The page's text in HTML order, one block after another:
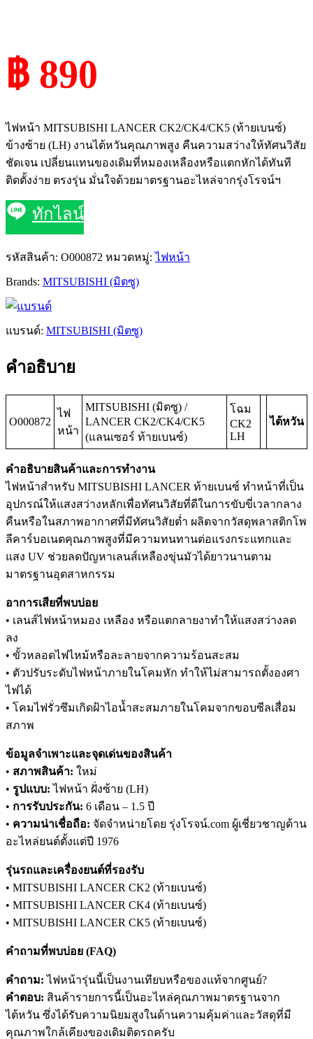
฿ 890
ไฟหน้า MITSUBISHI LANCER CK2/CK4/CK5 (ท้ายเบนซ์)
ข้างซ้าย (LH) งานไต้หวันคุณภาพสูง คืนความสว่างให้ทัศนวิสัย
ชัดเจน เปลี่ยนแทนของเดิมที่หมองเหลืองหรือแตกหักได้ทันที
ติดตั้งง่าย ตรงรุ่น มั่นใจด้วยมาตรฐานอะไหล่จากรุ่งโรจน์ฯ
ทักไลน์
รหัสสินค้า: O000872 หมวดหมู่:ไฟหน้า
Brands: MITSUBISHI (มิตซู)
แบรนด์: MITSUBISHI (มิตซู)
คำอธิบาย
O000872
ไฟ
หน้า
MITSUBISHI (มิตซู) /
LANCER CK2/CK4/CK5
(แลนเซอร์ ท้ายเบนซ์)
โฉม
CK2
LH
ไต้หวัน
คำอธิบายสินค้าและการทำงาน
ไฟหน้าสำหรับ MITSUBISHI LANCER ท้ายเบนซ์ ทำหน้าที่เป็น
อุปกรณ์ให้แสงสว่างหลักเพื่อทัศนวิสัยที่ดีในการขับขี่เวลากลาง
คืนหรือในสภาพอากาศที่มีทัศนวิสัยต่ำ ผลิตจากวัสดุพลาสติกโพ
ลีคาร์บอเนตคุณภาพสูงที่มีความทนทานต่อแรงกระแทกและ
แสง UV ช่วยลดปัญหาเลนส์เหลืองขุ่นมัวได้ยาวนานตาม
มาตรฐานอุตสาหกรรม
อาการเสียที่พบบ่อย
• เลนส์ไฟหน้าหมอง เหลือง หรือแตกลายงาทำให้แสงสว่างลด
ลง
• ขั้วหลอดไฟไหม้หรือละลายจากความร้อนสะสม
• ตัวปรับระดับไฟหน้าภายในโคมหัก ทำให้ไม่สามารถตั้งองศา
ไฟได้
• โคมไฟรั่วซึมเกิดฝ้าไอน้ำสะสมภายในโคมจากขอบซีลเสื่อม
สภาพ
ข้อมูลจำเพาะและจุดเด่นของสินค้า
• สภาพสินค้า: ใหม่
• รูปแบบ: ไฟหน้า ฝั่งซ้าย (LH)
• การรับประกัน: 6 เดือน – 1.5 ปี
• ความน่าเชื่อถือ: จัดจำหน่ายโดย รุ่งโรจน์.com ผู้เชี่ยวชาญด้าน
อะไหล่ยนต์ตั้งแต่ปี 1976
รุ่นรถและเครื่องยนต์ที่รองรับ
• MITSUBISHI LANCER CK2 (ท้ายเบนซ์)
• MITSUBISHI LANCER CK4 (ท้ายเบนซ์)
• MITSUBISHI LANCER CK5 (ท้ายเบนซ์)
คำถามที่พบบ่อย (FAQ)
คำถาม: ไฟหน้ารุ่นนี้เป็นงานเทียบหรือของแท้จากศูนย์?
คำตอบ: สินค้ารายการนี้เป็นอะไหล่คุณภาพมาตรฐานจาก
ไต้หวัน ซึ่งได้รับความนิยมสูงในด้านความคุ้มค่าและวัสดุที่มี
คุณภาพใกล้เคียงของเดิมติดรถครับ